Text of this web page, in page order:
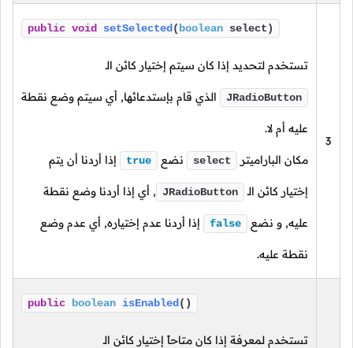
3
public void setSelected ( boolean select)
تستخدم لتحديد إذا كان سيتم إختيار كائن الـ
JRadioButton الذي قام بإستدعائها, أي سيتم وضع نقطة
عليه أم لا.
مكان الباراميتر select نضع true إذا أردنا أن يتم
إختيار كائن الـ JRadioButton , أي إذا أردنا وضع نقطة
عليه, و نضع false إذا أردنا عدم إختياره, أي عدم وضع
نقطة عليه.
public boolean isEnabled ()
تستخدم لمعرفة إذا كان متاحاً إختيار كائن الـ